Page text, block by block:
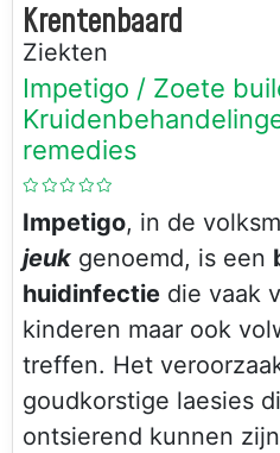
Krentenbaard
Ziekten
Impetigo / Zoete
remedies
Impetigo, in de
jeuk genoemd, is een
huidinfectie die vaak
kinderen maar ook
treffen. Het
goudkorstige laesies
ontsierend kunnen